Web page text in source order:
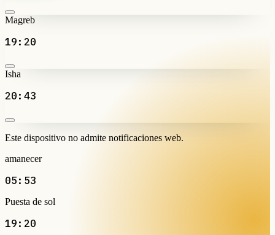
Magreb
19:20
Isha
20:43
Este dispositivo no admite notificaciones web.
amanecer
05:53
Puesta de sol
19:20